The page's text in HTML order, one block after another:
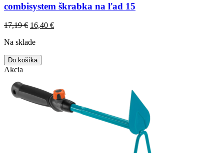
combisystem škrabka na ľad 15
17,19€ Original
was:
16,40 €Current
Na sklade
Do košíka
Akcia